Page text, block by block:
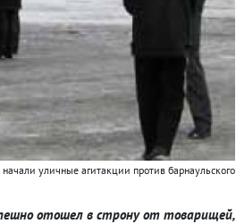
уличные агитакции против барнаульского
отошел в строну от товарищей,